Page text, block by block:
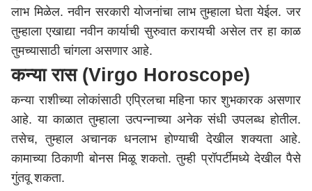
लाभ मिळेल. नवीन सरकारी योजनांचा लाभ तुम्हाला घेता येईल. जर
तुम्हाला एखाद्या नवीन कार्याची सुरुवात करायची असेल तर हा काळ
तुमच्यासाठी चांगला असणार आहे.
कन्या रास (Virgo Horoscope)
कन्या राशीच्या लोकांसाठी एप्रिलचा महिना फार शुभकारक असणार
आहे. या काळात तुम्हाला उत्पन्नाच्या अनेक संधी उपलब्ध होतील.
तसेच, तुम्हाल अचानक धनलाभ होण्याची देखील शक्यता आहे.
कामाच्या ठिकाणी बोनस मिळू शकतो. तुम्ही प्रॉपर्टीमध्ये देखील पैसे
गुंतवू शकता.